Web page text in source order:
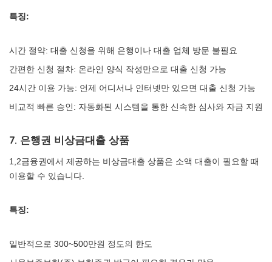
특징:
시간 절약: 대출 신청을 위해 은행이나 대출 업체 방문 불필요
간편한 신청 절차: 온라인 양식 작성만으로 대출 신청 가능
24시간 이용 가능: 언제 어디서나 인터넷만 있으면 대출 신청 가능
비교적 빠른 승인: 자동화된 시스템을 통한 신속한 심사와 자금 지원
7. 은행권 비상금대출 상품
1,2금융권에서 제공하는 비상금대출 상품은 소액 대출이 필요할 때
이용할 수 있습니다.
특징:
일반적으로 300~500만원 정도의 한도